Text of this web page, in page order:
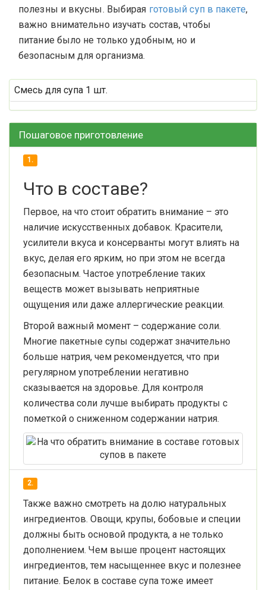
полезны и вкусны. Выбирая готовый суп в пакете,
важно внимательно изучать состав, чтобы
питание было не только удобным, но и
безопасным для организма.
Смесь для супа 1 шт.
Пошаговое приготовление
1.
Что в составе?
Первое, на что стоит обратить внимание – это
наличие искусственных добавок. Красители,
усилители вкуса и консерванты могут влиять на
вкус, делая его ярким, но при этом не всегда
безопасным. Частое употребление таких
веществ может вызывать неприятные
ощущения или даже аллергические реакции.
Второй важный момент – содержание соли.
Многие пакетные супы содержат значительно
больше натрия, чем рекомендуется, что при
регулярном употреблении негативно
сказывается на здоровье. Для контроля
количества соли лучше выбирать продукты с
пометкой о сниженном содержании натрия.
2.
Также важно смотреть на долю натуральных
ингредиентов. Овощи, крупы, бобовые и специи
должны быть основой продукта, а не только
дополнением. Чем выше процент настоящих
ингредиентов, тем насыщеннее вкус и полезнее
питание. Белок в составе супа тоже имеет